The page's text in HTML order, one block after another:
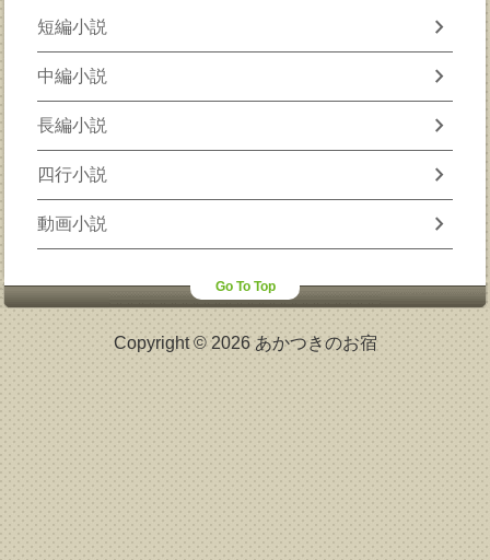
短編小説 chevron_right
中編小説 chevron_right
長編小説 chevron_right
四行小説 chevron_right
動画小説 chevron_right
Go To Top
Copyright © 2026 あかつきのお宿